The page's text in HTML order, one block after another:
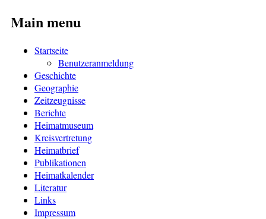
Main menu
Startseite
Benutzeranmeldung
Geschichte
Geographie
Zeitzeugnisse
Berichte
Heimatmuseum
Kreisvertretung
Heimatbrief
Publikationen
Heimatkalender
Literatur
Links
Impressum